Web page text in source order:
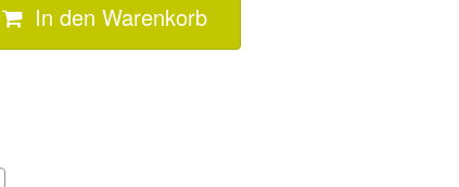
In den Warenkorb